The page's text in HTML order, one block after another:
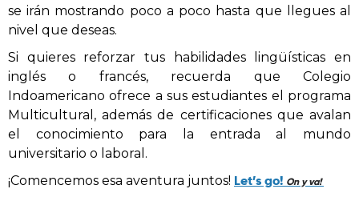
se irán mostrando poco a poco hasta que llegues al
nivel que deseas.
Si quieres reforzar tus habilidades lingüísticas en
inglés o francés, recuerda que Colegio
Indoamericano ofrece a sus estudiantes el programa
Multicultural, además de certificaciones que avalan
el conocimiento para la entrada al mundo
universitario o laboral.
¡Comencemos esa aventura juntos! Let’s go! On y va!